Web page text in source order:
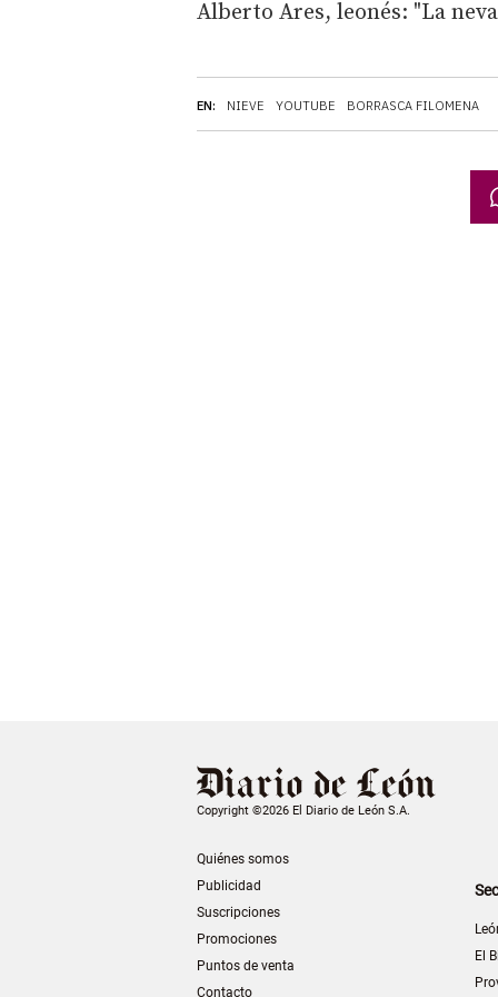
EN: NIEVE YOUTUBE BORRASCA FILOMENA
Alberto Ares, leonés: "La
Copyright ©2026 El Diario de León S.A.
Quiénes somos
Publicidad
Suscripciones
Promociones
Puntos de venta
Contacto
El